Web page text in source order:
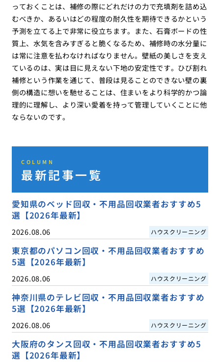
っておくことは、補修の際にどれだけの力で充填剤を詰め込
むべきか、あるいはどの程度の耐久性を期待できるかという
予測を立てる上で非常に役立ちます。また、石膏ボードの性
質上、水気を含みすぎると脆くなるため、補修時の水分量に
は常に注意を払わなければなりません。壁紙の美しさを支え
ているのは、実は目に見えない下地の安定性です。ひび割れ
補修という作業を通じて、普段は見ることのできない壁の裏
側の構造に想いを馳せることは、住まいをより科学的かつ論
理的に理解し、より深い愛着を持って管理していくことに他
ならないのです。
COLUMN
最新記事一覧
愛知県のベッド回収・不用品回収業者おすすめ5
選【2026年最新】
2026.08.06 ハウスクリーニング
東京都のパソコン回収・不用品回収業者おすすめ
5選【2026年最新】
2026.08.06 ハウスクリーニング
神奈川県のテレビ回収・不用品回収業者おすすめ
5選【2026年最新】
2026.08.06 ハウスクリーニング
大阪府のタンス回収・不用品回収業者おすすめ5
選【2026年最新】